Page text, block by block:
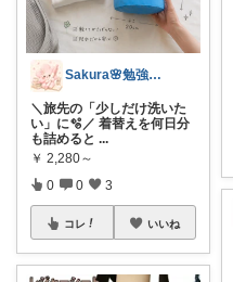
Sakura🌸勉強と暮らし愛用品
＼旅先の「少しだけ洗いた
い」に🫧／ 着替えを何日分
も詰めると ...
￥ 2,280～
0 0 3
コレ いいね